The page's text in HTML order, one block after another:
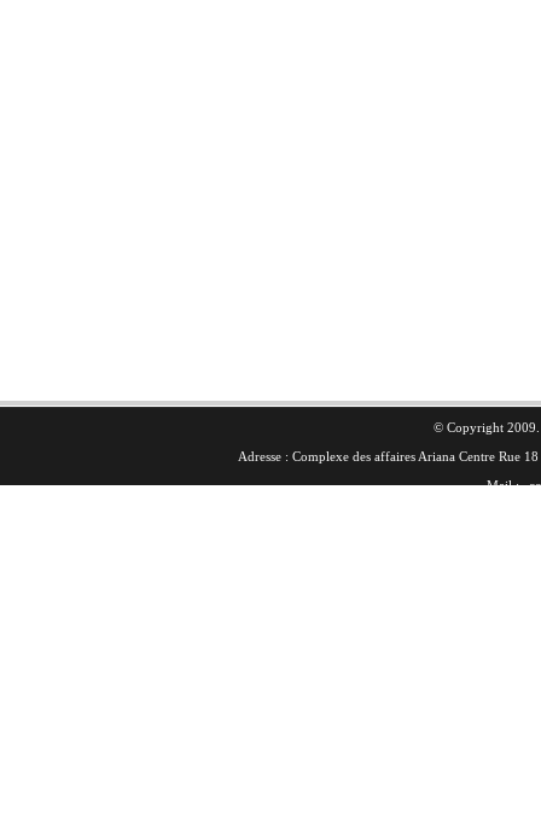
© Copyright 2009.
Adresse : Complexe des affaires Ariana Centre
Mail :